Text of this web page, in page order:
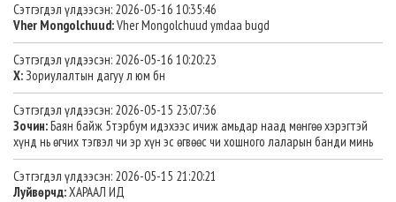
Сэтгэгдэл үлдээсэн: 2026-05-16 10:35:46
Vher Mongolchuud:Vher Mongolchuud ymdaa bugd
Сэтгэгдэл үлдээсэн: 2026-05-16 10:20:23
Х:Зориулалтын дагуу л юм бн
Сэтгэгдэл үлдээсэн: 2026-05-15 23:07:36
Зочин:Баян байж 5тэрбум идэхээс ичиж амьдар наад мөнгөө хэрэгтэй
хүнд нь өгчих тэгвэл чи эр хүн эс өгвөөс чи хошного лаларын банди минь
Сэтгэгдэл үлдээсэн: 2026-05-15 21:20:21
Луйвөрчд:ХАРААЛ ИД